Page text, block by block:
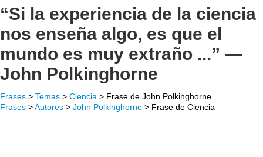
“Si la experiencia de la ciencia
nos enseña algo, es que el
mundo es muy extraño ...” —
John Polkinghorne
Frases > Temas > Ciencia > Frase de John Polkinghorne
Frases >Autores > John Polkinghorne > Frase de Ciencia